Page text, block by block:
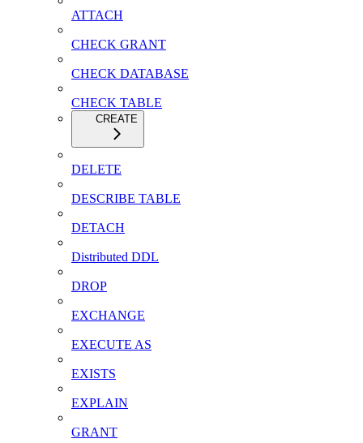
ATTACH
CHECK GRANT
CHECK DATABASE
CHECK TABLE
CREATE
DELETE
DESCRIBE TABLE
DETACH
Distributed DDL
DROP
EXCHANGE
EXECUTE AS
EXISTS
EXPLAIN
GRANT